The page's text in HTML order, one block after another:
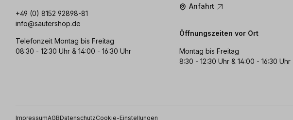
+49 (0) 8152 92898-81
info@sautershop.de
Telefonzeit Montag bis Freitag
08:30 - 12:30 Uhr & 14:00 - 16:30 Uhr
Anfahrt
Öffnungszeiten vor Ort
Montag bis Freitag
8:30 - 12:30 Uhr & 14:00 - 16:30 Uhr
ImpressumAGBDatenschutzCookie-Einstellungen